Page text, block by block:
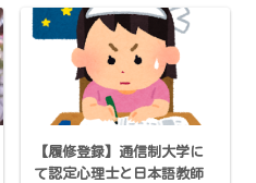
【履修登録】通信制大学に
て認定心理士と日本語教師